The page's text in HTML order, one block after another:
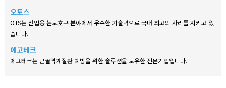
오토스
OTS는 산업용 눈보호구 분야에서 우수한 기술력으로 국내 최고의 자리를 지키고 있
습니다.
에고테크
에고테크는 근골격계질환 예방을 위한 솔루션을 보유한 전문기업입니다.